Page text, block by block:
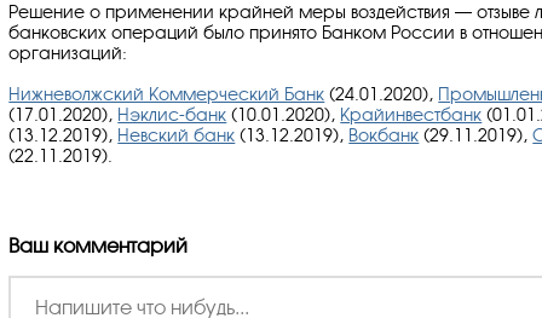
Решение о применении крайней меры воздействия — отзыве
банковских операций было принято Банком России в
организаций:
Нижневолжский Коммерческий Банк (24.01.2020),
(17.01.2020), Нэклис-банк (10.01.2020), Крайинвестбанк
(13.12.2019), Невский банк (13.12.2019), Вокбанк (29.11.2019),
(22.11.2019).
Ваш комментарий